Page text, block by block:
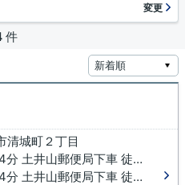
変更
件
清城町２丁目
成岩駅 バス4分 土井山郵便局下車 徒歩7分
青山駅 バス4分 土井山郵便局下車 徒歩7分